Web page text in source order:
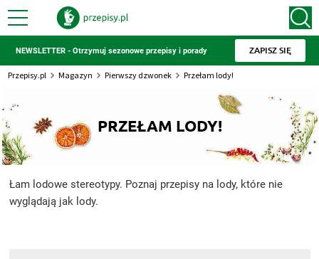
NEWSLETTER - Otrzymuj sezonowe przepisy i porady ZAPISZ SIĘ
Przepisy.pl Magazyn Pierwszy dzwonek Przełam lody!
PRZEŁAM LODY!
Łam lodowe stereotypy. Poznaj przepisy na lody, które nie
wyglądają jak lody.